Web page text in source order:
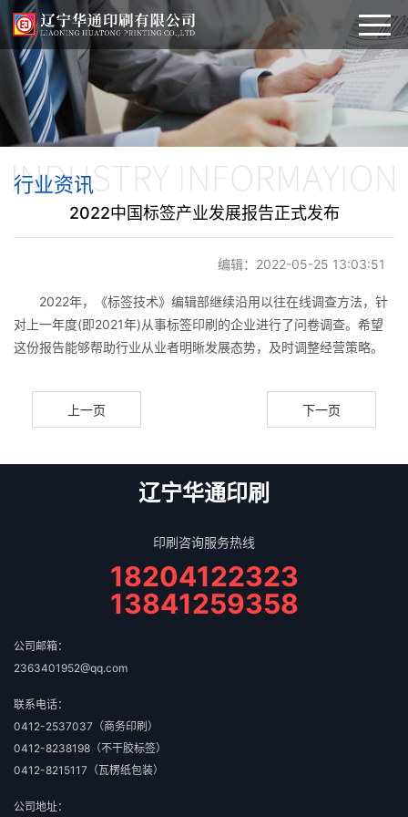
首页
公司简介
产品展示 ＞
瓦楞纸包装
彩色包装箱
彩色包装盒
招聘信息
行业资讯
2022中国标签产业发展报告正式发布
编辑：2022-05-25 13:03:51
2022年，《标签技术》编辑部继续沿用以往在线调查方法，针
对上一年度(即2021年)从事标签印刷的企业进行了问卷调查。希望
这份报告能够帮助行业从业者明晰发展态势，及时调整经营策略。
上一页 下一页
辽宁华通印刷
印刷咨询服务热线
18204122323
13841259358
公司邮箱：
2363401952@qq.com
联系电话：
0412-2537037（商务印刷）
0412-8238198（不干胶标签）
0412-8215117（瓦楞纸包装）
公司地址：